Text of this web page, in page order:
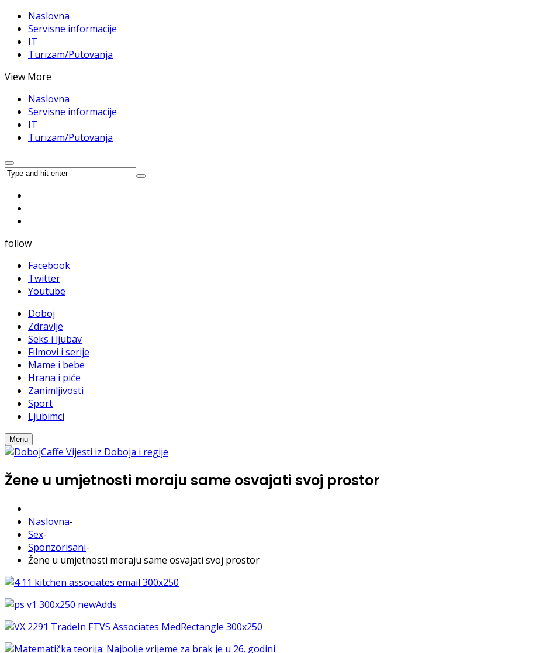
Naslovna
Servisne informacije
IT
Turizam/Putovanja
View More
Naslovna
Servisne informacije
IT
Turizam/Putovanja
follow
Facebook
Twitter
Youtube
Doboj
Zdravlje
Seks i ljubav
Filmovi i serije
Mame i bebe
Hrana i piće
Zanimljivosti
Sport
Ljubimci
Menu
Žene u umjetnosti moraju same osvajati svoj prostor
Naslovna-
Sex-
Sponzorisani-
Žene u umjetnosti moraju same osvajati svoj prostor